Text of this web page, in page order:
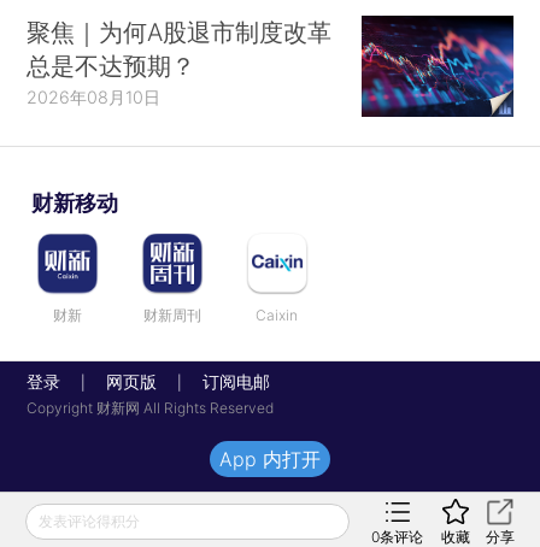
聚焦｜为何A股退市制度改革
总是不达预期？
2026年08月10日
财新移动
财新 财新周刊 Caixin
登录 网页版 订阅电邮
Copyright 财新网 All Rights Reserved
发表评论得积分
0条评论 收藏 分享
App 内打开